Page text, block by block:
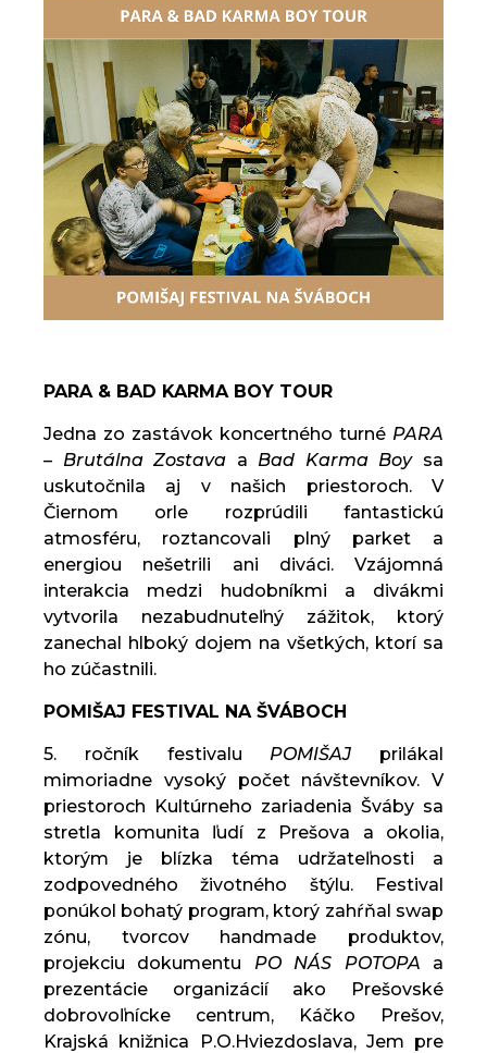
PARA & BAD KARMA BOY TOUR
Jedna zo zastávok koncertného turné PARA
– Brutálna Zostava a Bad Karma Boysa
uskutočnila aj v našich priestoroch. V
Čiernom orle rozprúdili fantastickú
atmosféru, roztancovali plný parket a
energiou nešetrili ani diváci. Vzájomná
interakcia medzi hudobníkmi a divákmi
vytvorila nezabudnuteľný zážitok, ktorý
zanechal hlboký dojem na všetkých, ktorí sa
ho zúčastnili.
POMIŠAJ FESTIVAL NA ŠVÁBOCH
5. ročník festivalu POMIŠAJ prilákal
mimoriadne vysoký počet návštevníkov. V
priestoroch Kultúrneho zariadenia Šváby sa
stretla komunita ľudí z Prešova a okolia,
ktorým je blízka téma udržateľnosti a
zodpovedného životného štýlu. Festival
ponúkol bohatý program, ktorý zahŕňal swap
zónu, tvorcov handmade produktov,
projekciu dokumentu PO NÁS POTOPA a
prezentácie organizácií ako Prešovské
dobrovoľnícke centrum, Káčko Prešov,
Krajská knižnica P.O.Hviezdoslava, Jem pre